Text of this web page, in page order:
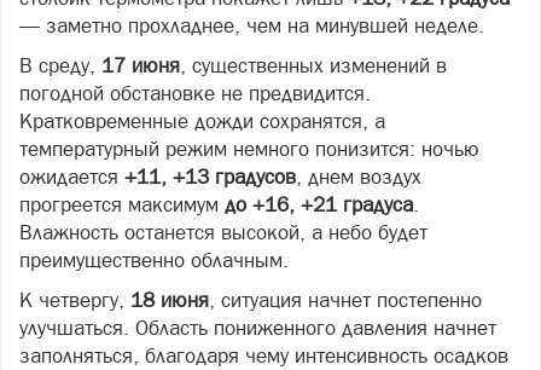
— заметно прохладнее, чем на минувшей неделе.
В среду, 17 июня, существенных изменений в
погодной обстановке не предвидится.
Кратковременные дожди сохранятся, а
температурный режим немного понизится: ночью
ожидается +11, +13 градусов, днем воздух
прогреется максимум до +16, +21 градуса.
Влажность останется высокой, а небо будет
преимущественно облачным.
К четвергу, 18 июня, ситуация начнет постепенно
улучшаться. Область пониженного давления начнет
заполняться, благодаря чему интенсивность осадков